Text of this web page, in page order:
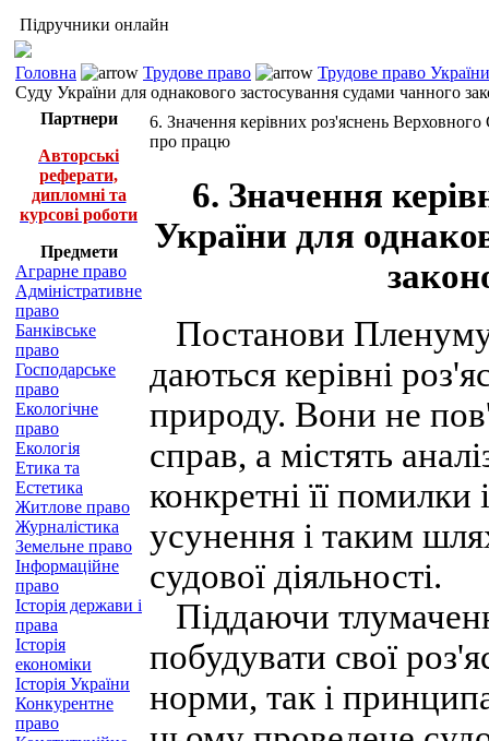
Підручники онлайн
Головна Трудове право
Трудове право
Суду України для однакового застосування судами чанного
Партнери
Авторські
реферати,
дипломні та
курсові роботи
Предмети
Аграрне право
Адміністративне
право
Банківське
право
Господарське
право
Екологічне
право
Екологія
Етика та
Естетика
Житлове право
Журналістика
Земельне право
Інформаційне
право
Історія держави і
права
Історія
економіки
Історія України
Конкурентне
право
6. Значення керівних роз'яснень
про працю
6. Значення
України для
Постанови
даються керівні
природу. Вони не
справ, а містять
конкретні її помилки
усунення і таким
судової діяльності.
Піддаючи
побудувати свої
норми, так і